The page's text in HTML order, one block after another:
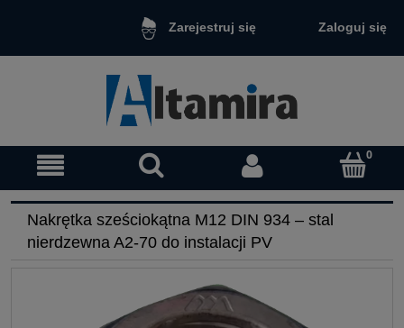
Zarejestruj się Zaloguj się
Nakrętka sześciokątna M12 DIN 934 – stal
nierdzewna A2-70 do instalacji PV